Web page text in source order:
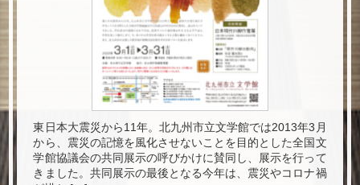
東日本大震災から11年。北九州市立文学館では2013年3月
から、震災の記憶を風化させないことを目的とした全国文
学館協議会の共同展示の呼びかけに賛同し、展示を行って
きました。共同展示の最後となる今年は、震災やコロナ禍